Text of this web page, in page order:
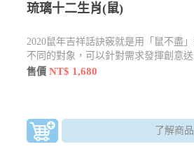
琉璃十二生肖(鼠)
2020鼠年吉祥話訣竅就是用「鼠不盡
不同的對象，可以針對需求發揮創意
物」。
售價NT$ 1,680
了解商品